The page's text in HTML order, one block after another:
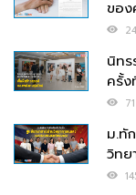
ของ
นิท
ครั้ง
71
ม.ทั
วิทย